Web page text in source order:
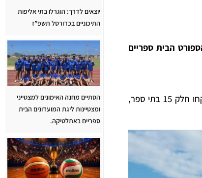
הספורט הבית ספריים
בתחרות לקחו חלק 15 בתי ספר,
יוצאים לדרך: הוגרלו בתי אליפות
התיכוניים בכדורסל תשפ”ז
הסתיים מחנה האימונים למצטייני
ומצטיינות ליגת המועדונים הבית
ספריים באתלטיקה.